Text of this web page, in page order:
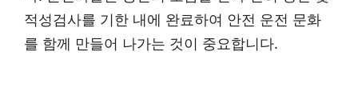
적성검사를 기한 내에 완료하여 안전 운전 문화
를 함께 만들어 나가는 것이 중요합니다.